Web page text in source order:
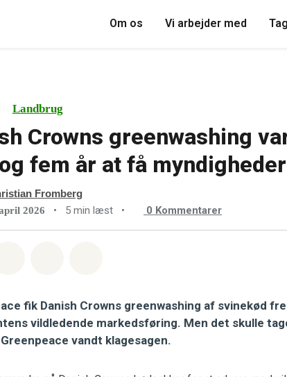
Om os Vi arbejder med
Landbrug
Crowns greenwashing
fem år at få
Fromberg
2026 • 5 min læst • 0 Kommentarer
fik Danish Crowns greenwashing af svinekød
vildledende markedsføring. Men det skulle
vandt klagesagen.